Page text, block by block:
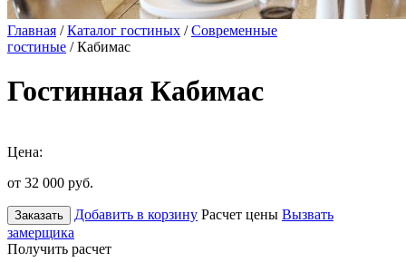
Главная /Каталог гостиных /Современные
гостиные / Кабимас
Гостинная Кабимас
Цена:
от 32 000 руб.
Заказать Добавить в корзину Расчет цены Вызвать
замерщика
Получить расчет